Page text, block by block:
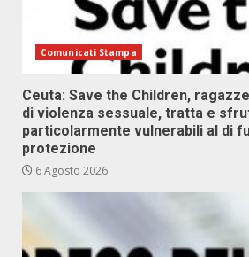
Comunicati Stampa
Ceuta: Save the Children,
di violenza sessuale, tratta e
particolarmente vulnerabili al di
protezione
6 Agosto 2026